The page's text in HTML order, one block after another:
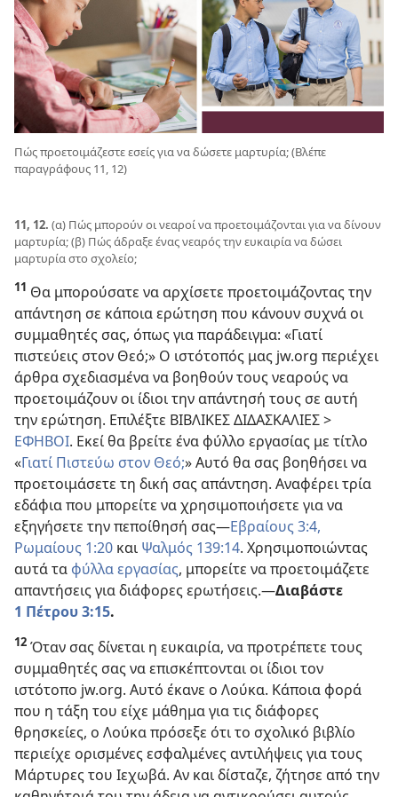
Πώς προετοιμάζεστε εσείς για να δώσετε μαρτυρία; (Βλέπε
παραγράφους 11, 12)
11, 12. (α) Πώς μπορούν οι νεαροί να προετοιμάζονται για να δίνουν
μαρτυρία; (β) Πώς άδραξε ένας νεαρός την ευκαιρία να δώσει
μαρτυρία στο σχολείο;
11 Θα μπορούσατε να αρχίσετε προετοιμάζοντας την
απάντηση σε κάποια ερώτηση που κάνουν συχνά οι
συμμαθητές σας, όπως για παράδειγμα: «Γιατί
πιστεύεις στον Θεό;» Ο ιστότοπός μας jw.org περιέχει
άρθρα σχεδιασμένα να βοηθούν τους νεαρούς να
προετοιμάζουν οι ίδιοι την απάντησή τους σε αυτή
την ερώτηση. Επιλέξτε ΒΙΒΛΙΚΕΣ ΔΙΔΑΣΚΑΛΙΕΣ >
ΕΦΗΒΟΙ. Εκεί θα βρείτε ένα φύλλο εργασίας με τίτλο
«Γιατί Πιστεύω στον Θεό;» Αυτό θα σας βοηθήσει να
προετοιμάσετε τη δική σας απάντηση. Αναφέρει τρία
εδάφια που μπορείτε να χρησιμοποιήσετε για να
εξηγήσετε την πεποίθησή σας​—Εβραίους 3:4,
Ρωμαίους 1:20 και Ψαλμός 139:14. Χρησιμοποιώντας
αυτά τα φύλλα εργασίας, μπορείτε να προετοιμάζετε
απαντήσεις για διάφορες ερωτήσεις.​—Διαβάστε
1 Πέτρου 3:15.
12 Όταν σας δίνεται η ευκαιρία, να προτρέπετε τους
συμμαθητές σας να επισκέπτονται οι ίδιοι τον
ιστότοπο jw.org. Αυτό έκανε ο Λούκα. Κάποια φορά
που η τάξη του είχε μάθημα για τις διάφορες
θρησκείες, ο Λούκα πρόσεξε ότι το σχολικό βιβλίο
περιείχε ορισμένες εσφαλμένες αντιλήψεις για τους
Μάρτυρες του Ιεχωβά. Αν και δίσταζε, ζήτησε από την